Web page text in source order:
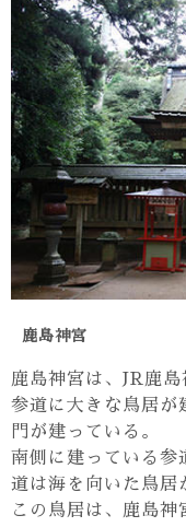
鹿島神宮
鹿島神宮は、JR鹿
参道に大きな鳥居が
門が建っている。
南側に建っている参
道は海を向いた鳥居
この鳥居は、鹿島神